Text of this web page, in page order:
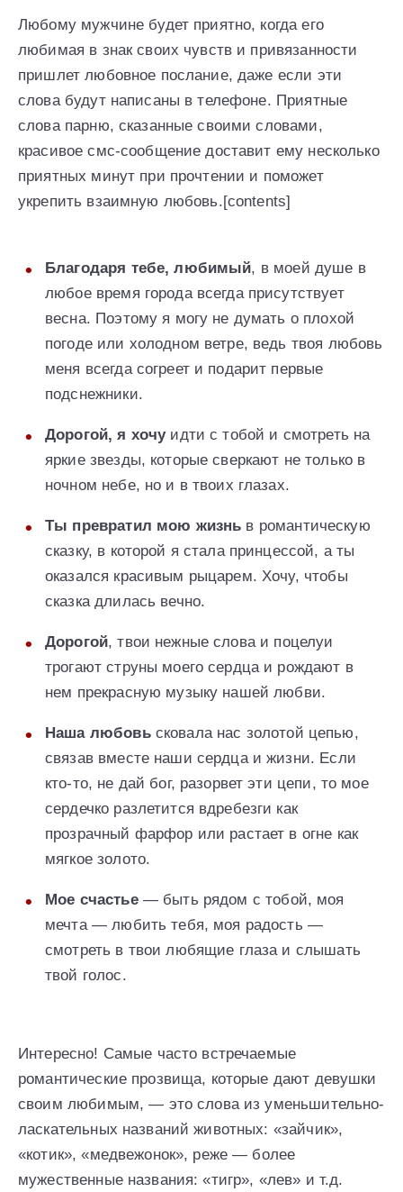
Любому мужчине будет приятно, когда его
любимая в знак своих чувств и привязанности
пришлет любовное послание, даже если эти
слова будут написаны в телефоне. Приятные
слова парню, сказанные своими словами,
красивое смс-сообщение доставит ему несколько
приятных минут при прочтении и поможет
укрепить взаимную любовь.[contents]
Благодаря тебе, любимый, в моей душе в
любое время города всегда присутствует
весна. Поэтому я могу не думать о плохой
погоде или холодном ветре, ведь твоя любовь
меня всегда согреет и подарит первые
подснежники.
Дорогой, я хочуидти с тобой и смотреть на
яркие звезды, которые сверкают не только в
ночном небе, но и в твоих глазах.
Ты превратил мою жизнь в романтическую
сказку, в которой я стала принцессой, а ты
оказался красивым рыцарем. Хочу, чтобы
сказка длилась вечно.
Дорогой, твои нежные слова и поцелуи
трогают струны моего сердца и рождают в
нем прекрасную музыку нашей любви.
Наша любовьсковала нас золотой цепью,
связав вместе наши сердца и жизни. Если
кто-то, не дай бог, разорвет эти цепи, то мое
сердечко разлетится вдребезги как
прозрачный фарфор или растает в огне как
мягкое золото.
Мое счастье— быть рядом с тобой, моя
мечта — любить тебя, моя радость —
смотреть в твои любящие глаза и слышать
твой голос.
Интересно! Самые часто встречаемые
романтические прозвища, которые дают девушки
своим любимым, — это слова из уменьшительно-
ласкательных названий животных: «зайчик»,
«котик», «медвежонок», реже — более
мужественные названия: «тигр», «лев» и т.д.